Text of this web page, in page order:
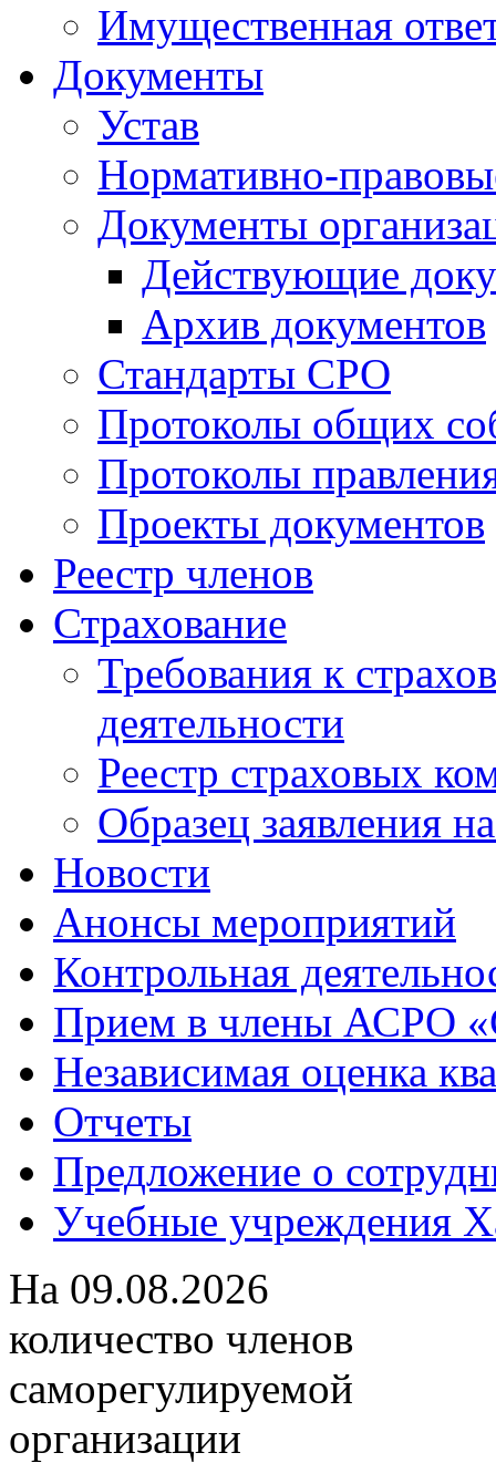
Имущественная
Документы
Устав
Нормативно-
Документы
Действующие
Архив документов
Стандарты СРО
Протоколы общих
Протоколы
Проекты документов
Реестр членов
Страхование
Требования к
деятельности
Реестр страховых
Образец заявления
Новости
Анонсы мероприятий
Контрольная
Прием в члены АСРО
Независимая оценка
Отчеты
Предложение о
Учебные учреждения
На 09.08.2026
количество членов
саморегулируемой
организации